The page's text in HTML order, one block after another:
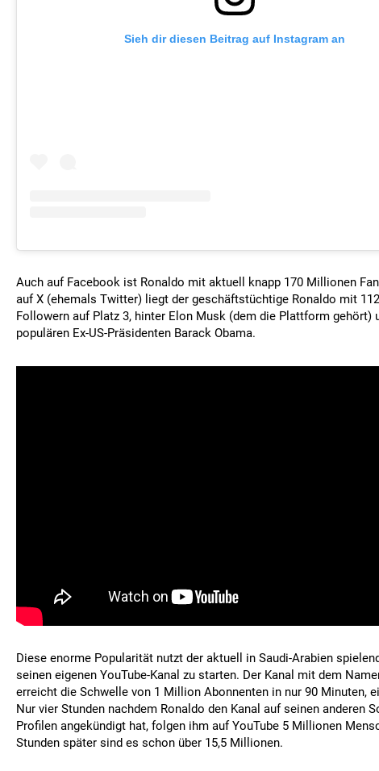
Sieh dir diesen Beitrag auf Instagram an
Auch auf Facebook ist Ronaldo mit aktuell knapp 170 Millionen
auf X (ehemals Twitter) liegt der geschäftstüchtige Ronaldo mit
Followern auf Platz 3, hinter Elon Musk (dem die Plattform gehört)
populären Ex-US-Präsidenten Barack Obama.
Diese enorme Popularität nutzt der aktuell in Saudi-Arabien
seinen eigenen YouTube-Kanal zu starten. Der Kanal mit dem
erreicht die Schwelle von 1 Million Abonnenten in nur 90 Minuten,
Nur vier Stunden nachdem Ronaldo den Kanal auf seinen anderen
Profilen angekündigt hat, folgen ihm auf YouTube 5 Millionen
Stunden später sind es schon über 15,5 Millionen.